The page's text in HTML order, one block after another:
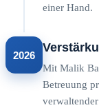
einer Hand.
2026
Mit Malik
Betreuung